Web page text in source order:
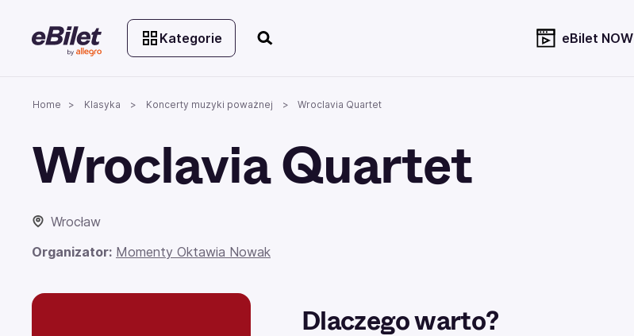
Kategorie eBilet NOW
Home Klasyka Koncerty muzyki poważnej Wroclavia Quartet
Wroclavia Quartet
Wrocław
Organizator: Momenty Oktawia Nowak
Dlaczego warto?